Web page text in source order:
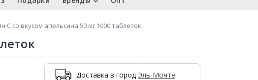
С со вкусом апельсина 50 мг 1000 таблеток
Доставка в город Эль-Монте